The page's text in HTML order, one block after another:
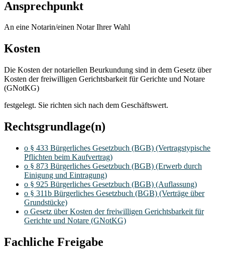
Ansprechpunkt
An eine Notarin/einen Notar Ihrer Wahl
Kosten
Die Kosten der notariellen Beurkundung sind in dem Gesetz über
Kosten der freiwilligen Gerichtsbarkeit für Gerichte und Notare
(GNotKG)
festgelegt. Sie richten sich nach dem Geschäftswert.
Rechtsgrundlage(n)
o § 433 Bürgerliches Gesetzbuch (BGB) (Vertragstypische
Pflichten beim Kaufvertrag)
o § 873 Bürgerliches Gesetzbuch (BGB) (Erwerb durch
Einigung und Eintragung)
o § 925 Bürgerliches Gesetzbuch (BGB) (Auflassung)
o § 311b Bürgerliches Gesetzbuch (BGB) (Verträge über
Grundstücke)
o Gesetz über Kosten der freiwilligen Gerichtsbarkeit für
Gerichte und Notare (GNotKG)
Fachliche Freigabe